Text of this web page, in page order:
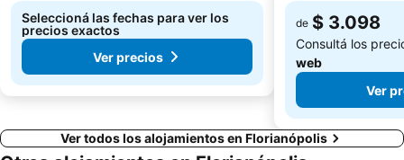
Seleccioná las fechas para ver los
precios exactos
Ver precios
de $ 3.098
Consultá los
web
Ver
Ver todos los alojamientos en Florianópolis